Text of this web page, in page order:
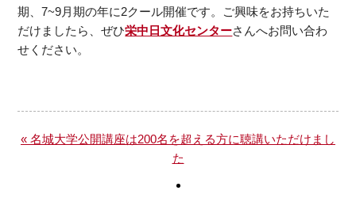
期、7~9月期の年に2クール開催です。ご興味をお持ちいた
だけましたら、ぜひ栄中日文化センターさんへお問い合わ
せください。
« 名城大学公開講座は200名を超える方に聴講いただけまし
た